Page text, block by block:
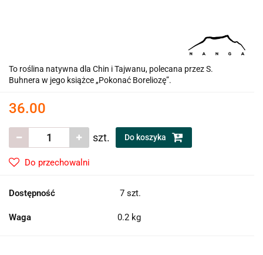
To roślina natywna dla Chin i Tajwanu, polecana przez S.
Buhnera w jego książce „Pokonać Boreliozę”.
36.00
szt. Do koszyka
Do przechowalni
Dostępność 7 szt.
Waga 0.2 kg